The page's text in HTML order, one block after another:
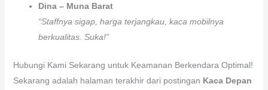
Dina – Muna Barat
“Staffnya sigap, harga terjangkau, kaca mobilnya
berkualitas. Suka!”
Hubungi Kami Sekarang untuk Keamanan Berkendara Optimal!
Sekarang adalah halaman terakhir dari postingan Kaca Depan